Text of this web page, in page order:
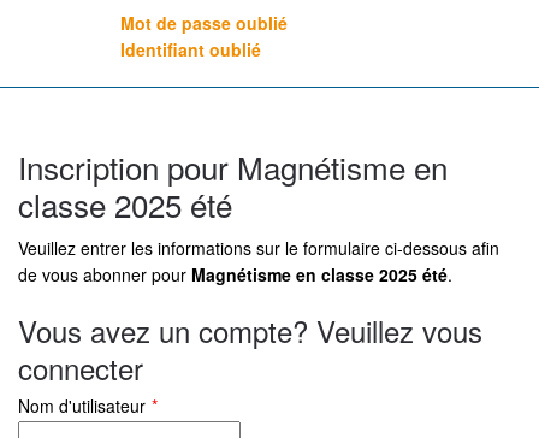
Mot de passe oublié
Identifiant oublié
Inscription pour Magnétisme en
classe 2025 été
Veuillez entrer les informations sur le formulaire ci-dessous afin
de vous abonner pour Magnétisme en classe 2025 été.
Vous avez un compte? Veuillez vous
connecter
Nom d'utilisateur *